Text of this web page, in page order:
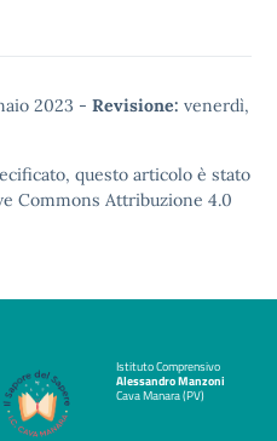
2023 - Revisione: venerdì,
questo articolo è stato
Commons Attribuzione 4.0
Istituto Comprensivo
Alessandro Manzoni
Cava Manara (PV)